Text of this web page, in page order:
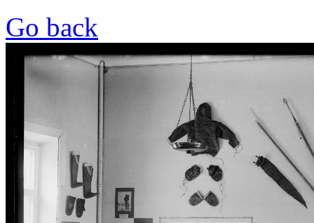
Go back